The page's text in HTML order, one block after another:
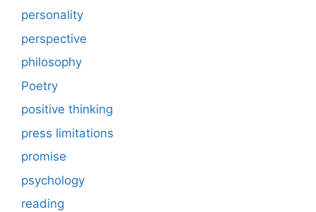
personality
perspective
philosophy
Poetry
positive thinking
press limitations
promise
psychology
reading